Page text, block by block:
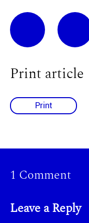
Print article
Print
1 Comment
Leave a Reply